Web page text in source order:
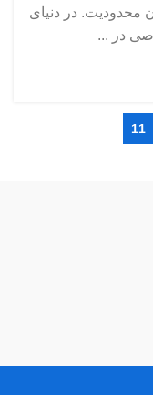
محدودیت. در دنیای
در ...
11